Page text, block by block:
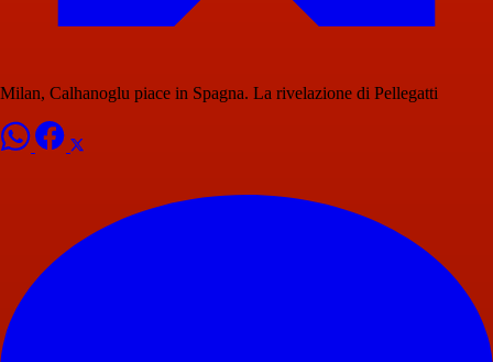
Milan, Calhanoglu piace in Spagna. La rivelazione di Pellegatti